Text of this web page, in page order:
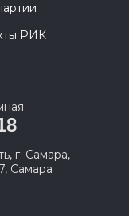
РИК
г. Самара,
Самара